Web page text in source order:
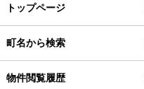
トップページ
町名から検索
物件閲覧履歴